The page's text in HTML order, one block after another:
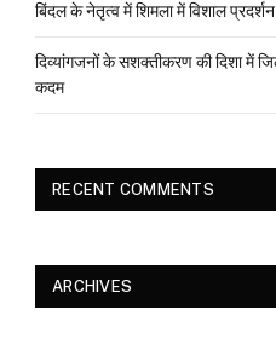
बिंदल के नेतृत्व में शिमला में विशाल प्रदर्शन
दिव्यांगजनों के सशक्तीकरण की दिशा में
कदम
RECENT COMMENTS
ARCHIVES